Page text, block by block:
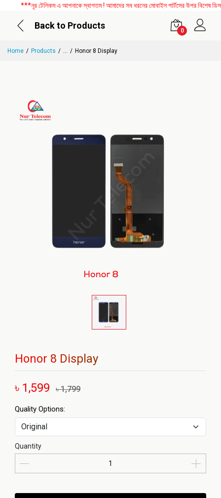
***নূর টেলিকম এ আপনাকে স্বাগতম ! আমাদের সব ধরনের মোবাইল পার্টসের উপর বিশেষ
Back to Products
0
Home Products ... Honor 8 Display
Honor 8 Display
৳ 1,599 ৳ 1,799
Quality Options:
Quantity